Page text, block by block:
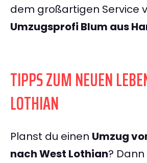
dem großartigen Service
Umzugsprofi Blum aus
TIPPS ZUM NEUEN
LOTHIAN
Planst du einen Umzug
nach West Lothian?